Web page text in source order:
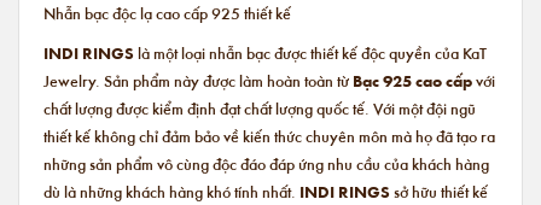
Nhẫn bạc độc lạ cao cấp 925 thiết kế
INDI RINGS là một loại nhẫn bạc được thiết kế độc quyền của KaT
Jewelry. Sản phẩm này được làm hoàn toàn từ Bạc 925 cao cấpvới
chất lượng được kiểm định đạt chất lượng quốc tế. Với một đội ngũ
thiết kế không chỉ đảm bảo về kiến thức chuyên môn mà họ đã tạo ra
những sản phẩm vô cùng độc đáo đáp ứng nhu cầu của khách hàng
dù là những khách hàng khó tính nhất. INDI RINGS sở hữu thiết kế